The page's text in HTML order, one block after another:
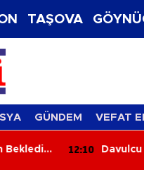
TAŞOVA
GÜNDEM VEFAT
12:10
Davulcu